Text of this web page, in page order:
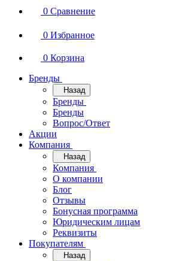
0 Сравнение
0 Избранное
0 Корзина
Бренды
Назад
Бренды
Бренды
Вопрос/Ответ
Акции
Компания
Назад
Компания
О компании
Блог
Отзывы
Бонусная программа
Юридическим лицам
Реквизиты
Покупателям
Назад